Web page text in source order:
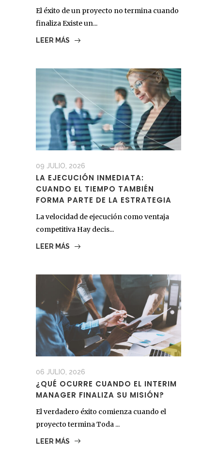
El éxito de un proyecto no termina cuando
finaliza Existe un...
LEER MÁS
09 JULIO, 2026
LA EJECUCIÓN INMEDIATA:
CUANDO EL TIEMPO TAMBIÉN
FORMA PARTE DE LA ESTRATEGIA
La velocidad de ejecución como ventaja
competitiva Hay decis...
LEER MÁS
06 JULIO, 2026
¿QUÉ OCURRE CUANDO EL INTERIM
MANAGER FINALIZA SU MISIÓN?
El verdadero éxito comienza cuando el
proyecto termina Toda ...
LEER MÁS